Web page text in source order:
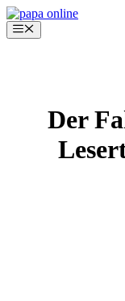
Zum
Inhalt
springen
Menü
Der